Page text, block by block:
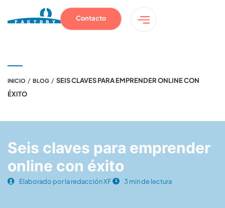
Contacto
INICIO / BLOG / SEIS CLAVES PARA EMPRENDER ONLINE CON
ÉXITO
Seis claves para emprender
online con éxito
Elaborado por la redacción XF 3 min de lectura